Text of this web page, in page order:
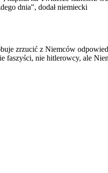
dnia", dodał niemiecki
zrzucić z Niemców
faszyści, nie hitlerowcy, ale